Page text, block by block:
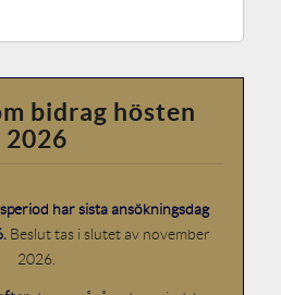
bidrag hösten
2026
har sista ansökningsdag
Beslut tas i slutet av november
2026.